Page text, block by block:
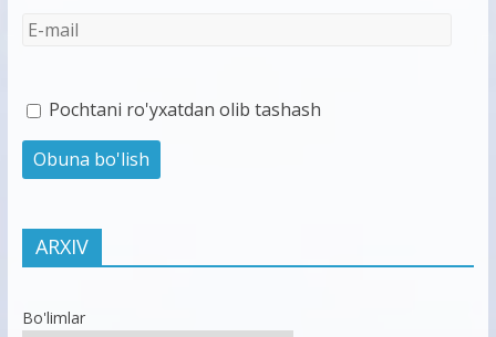
Pochtani ro'yxatdan olib tashash
ARXIV
Bo'limlar